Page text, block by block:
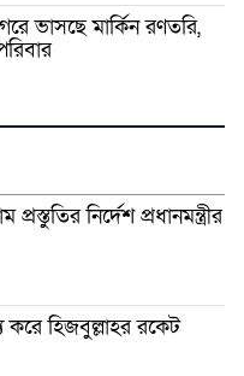
ভাসছে মার্কিন রণতরি,
নির্দেশ প্রধানমন্ত্রীর
করে হিজবুল্লাহর রকেট